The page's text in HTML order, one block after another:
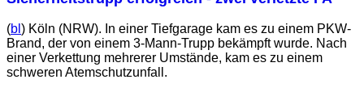
(bl ) Köln (NRW). In einer Tiefgarage kam es zu einem PKW-
Brand, der von einem 3-Mann-Trupp bekämpft wurde. Nach
einer Verkettung mehrerer Umstände, kam es zu einem
schweren Atemschutzunfall.